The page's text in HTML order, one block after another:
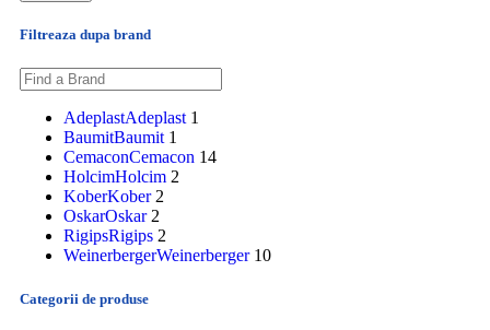
Filtreaza dupa brand
AdeplastAdeplast 1
BaumitBaumit 1
CemaconCemacon 14
HolcimHolcim 2
KoberKober 2
OskarOskar 2
RigipsRigips 2
WeinerbergerWeinerberger 10
Categorii de produse